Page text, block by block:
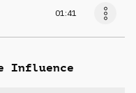
01:41
Influence